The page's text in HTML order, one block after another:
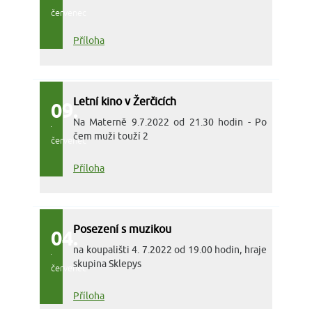
červenec
Příloha
09.
červenec
Letní kino v Žerčicích
Na Materně 9.7.2022 od 21.30 hodin - Po
čem muži touží 2
Příloha
04.
červenec
Posezení s muzikou
na koupališti 4. 7.2022 od 19.00 hodin, hraje
skupina Sklepys
Příloha